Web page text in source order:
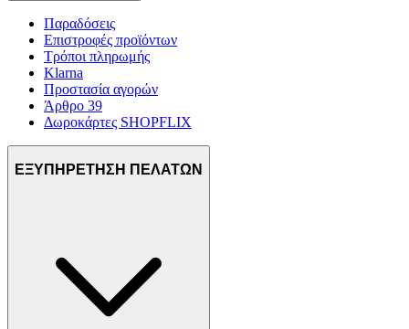
Παραδόσεις
Επιστροφές προϊόντων
Τρόποι πληρωμής
Klarna
Προστασία αγορών
Άρθρο 39
Δωροκάρτες SHOPFLIX
ΕΞΥΠΗΡΕΤΗΣΗ ΠΕΛΑΤΩΝ